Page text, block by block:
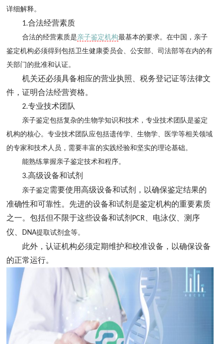
详细解释。
1.合法经营素质
合法的经营素质是亲子鉴定机构最基本的要求。在中国，亲子
鉴定机构必须得到包括卫生健康委员会、公安部、司法部等在内的有
关部门的批准和认证。
机关还必须具备相应的营业执照、税务登记证等法律文
件，证明合法经营资格。
2.专业技术团队
亲子鉴定包括复杂的生物学知识和技术，专业技术团队是鉴定
机构的核心。专业技术团队应包括遗传学、生物学、医学等相关领域
的专家和技术人员，需要丰富的实践经验和坚实的理论基础。
能熟练掌握亲子鉴定技术和程序。
3.高级设备和试剂
亲子鉴定需要使用高级设备和试剂，以确保鉴定结果的
准确性和可靠性。先进的设备和试剂是鉴定机构的重要素质
之一。包括但不限于这些设备和试剂 PCR 、电泳仪、测序
仪、
DNA提取试剂盒等。
此外，认证机构必须定期维护和校准设备，以确保设备
的正常运行。